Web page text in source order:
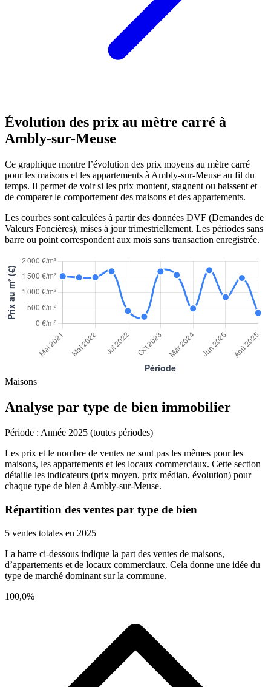
Évolution des prix au mètre carré à
Ambly-sur-Meuse
Ce graphique montre l’évolution des prix moyens au mètre carré
pour les maisons et les appartements à Ambly-sur-Meuse au fil du
temps. Il permet de voir si les prix montent, stagnent ou baissent et
de comparer le comportement des maisons et des appartements.
Les courbes sont calculées à partir des données DVF (Demandes de
Valeurs Foncières), mises à jour trimestriellement. Les périodes sans
barre ou point correspondent aux mois sans transaction enregistrée.
Maisons
Analyse par type de bien immobilier
Période : Année 2025 (toutes périodes)
Les prix et le nombre de ventes ne sont pas les mêmes pour les
maisons, les appartements et les locaux commerciaux. Cette section
détaille les indicateurs (prix moyen, prix médian, évolution) pour
chaque type de bien à Ambly-sur-Meuse.
Répartition des ventes par type de bien
5 ventes totales en 2025
La barre ci-dessous indique la part des ventes de maisons,
d’appartements et de locaux commerciaux. Cela donne une idée du
type de marché dominant sur la commune.
100,0%